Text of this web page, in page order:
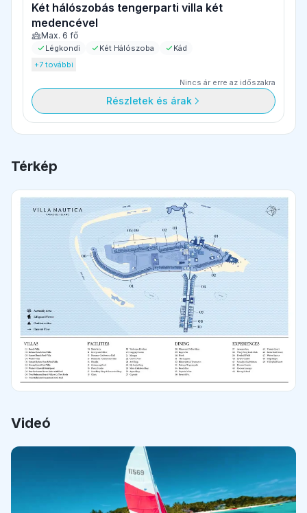
Két hálószobás tengerparti villa két
medencével
Max. 6 fő
Légkondi Két Hálószoba
Kád
+7 további
Nincs ár erre az időszakra
Részletek és árak
Térkép
Videó